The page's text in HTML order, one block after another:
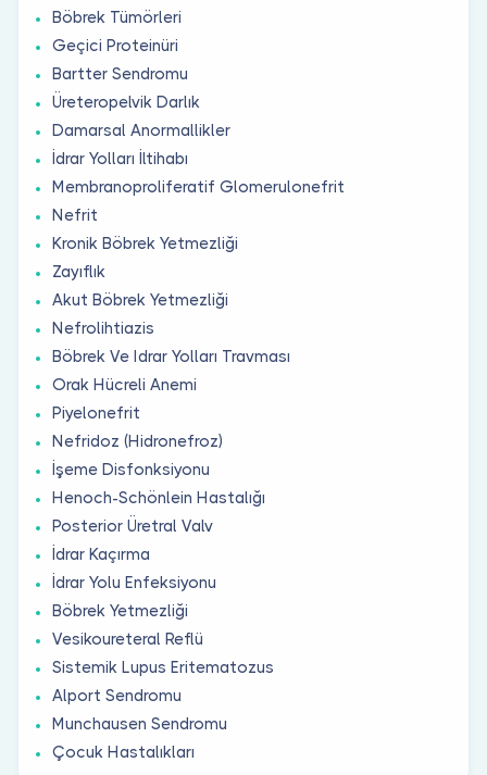
Böbrek Tümörleri
Geçici Proteinüri
Bartter Sendromu
Üreteropelvik Darlık
Damarsal Anormallikler
İdrar Yolları İltihabı
Membranoproliferatif Glomerulonefrit
Nefrit
Kronik Böbrek Yetmezliği
Zayıflık
Akut Böbrek Yetmezliği
Nefrolihtiazis
Böbrek Ve Idrar Yolları Travması
Orak Hücreli Anemi
Piyelonefrit
Nefridoz (Hidronefroz)
İşeme Disfonksiyonu
Henoch-Schönlein Hastalığı
Posterior Üretral Valv
İdrar Kaçırma
İdrar Yolu Enfeksiyonu
Böbrek Yetmezliği
Vesikoureteral Reflü
Sistemik Lupus Eritematozus
Alport Sendromu
Munchausen Sendromu
Çocuk Hastalıkları